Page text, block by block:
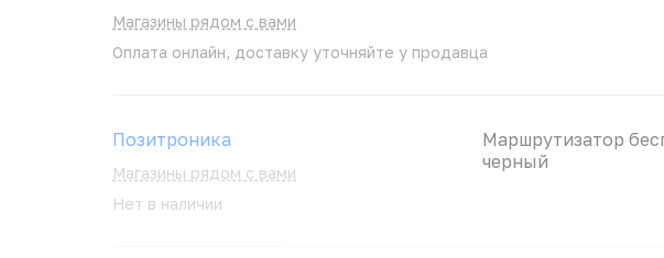
Магазины рядом с вами
Оплата онлайн, доставку уточняйте у продавца
Позитроника
Магазины рядом с вами
Нет в наличии
Маршрутизатор
черный